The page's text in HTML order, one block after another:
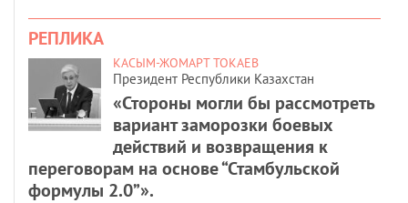
РЕПЛИКА
КАСЫМ-ЖОМАРТ ТОКАЕВ
Президент Республики Казахстан
«Стороны могли бы рассмотреть
вариант заморозки боевых
действий и возвращения к
переговорам на основе “Стамбульской
формулы 2.0”».